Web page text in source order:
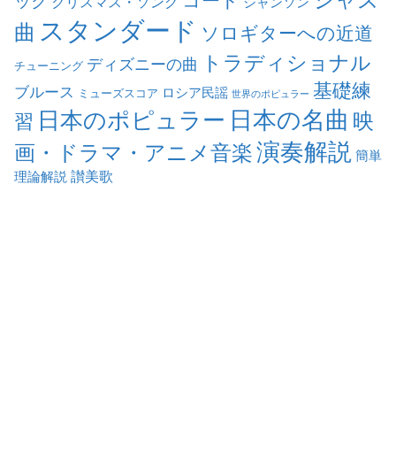
曲 スタンダード ソロギターへの近道
チューニング ディズニーの曲 トラディショナル
ブルース ミューズスコア ロシア民謡 世界のポピュラー 基礎練
習 日本のポピュラー 日本の名曲 映
画・ドラマ・アニメ音楽演奏解説 簡単
理論解説 讃美歌